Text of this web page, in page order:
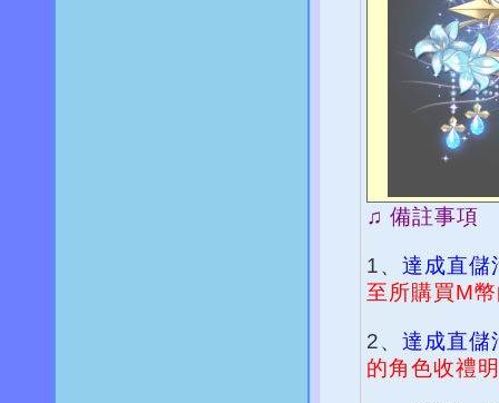
♫ 備註事項
1、 達成直儲
至所購買M
2、 達成直儲
的角色收禮